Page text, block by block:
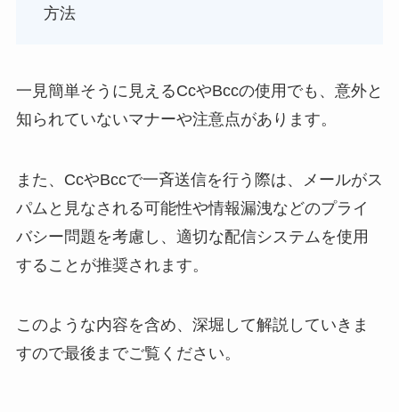
方法
一見簡単そうに見えるCcやBccの使用でも、意外と
知られていないマナーや注意点があります。
また、CcやBccで一斉送信を行う際は、メールがス
パムと見なされる可能性や情報漏洩などのプライ
バシー問題を考慮し、適切な配信システムを使用
することが推奨されます。
このような内容を含め、深堀して解説していきま
すので最後までご覧ください。